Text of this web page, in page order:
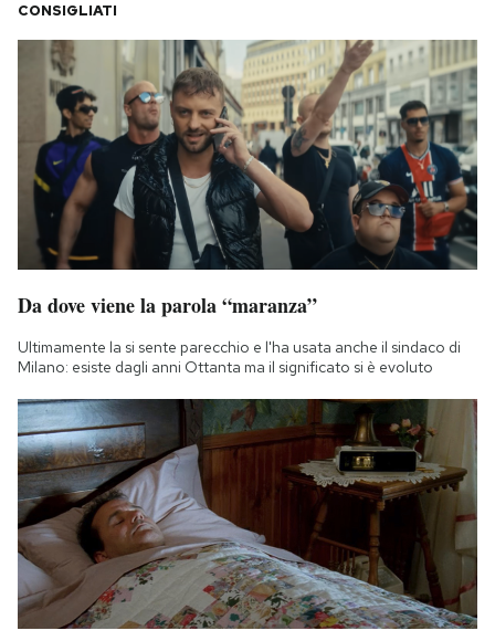
SHOP
CALENDARIO
AREA PERSONALE
Area Personale
Newsletter
Notifiche mobile
Hai bisogno di aiuto?
Esci
CONSIGLIATI
Da dove viene la parola “maranza”
Ultimamente la si sente parecchio e l'ha usata anche il sindaco di
Milano: esiste dagli anni Ottanta ma il significato si è evoluto